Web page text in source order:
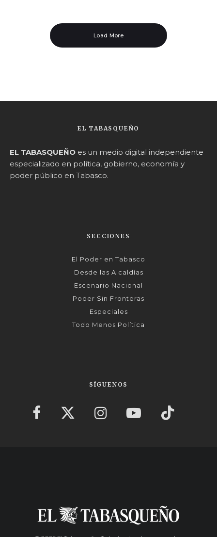
Load More
EL TABASQUEÑO
EL TABASQUEÑO es un medio digital independiente
especializado en política, gobierno, economía y
poder público en Tabasco.
SECCIONES
El Poder en Tabasco
Desde las Alcaldías
Escenario Nacional
Poder Sin Fronteras
Especiales
Todo Menos Política
SÍGUENOS